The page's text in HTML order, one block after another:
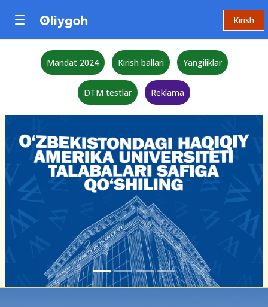
Kirish
Mandat 2024 Kirish ballari Yangiliklar
DTM testlar Reklama